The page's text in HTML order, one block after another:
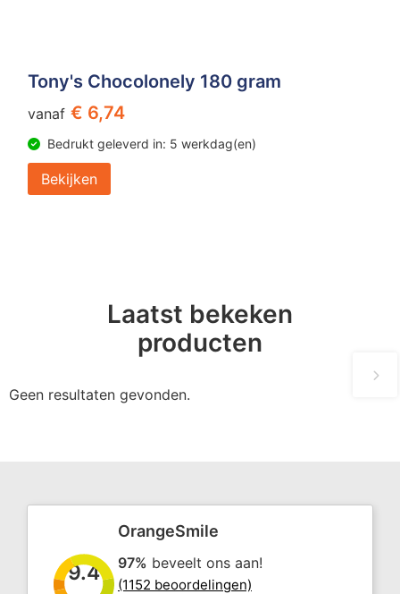
Tony's Chocolonely 180 gram
vanaf € 6,74
Bedrukt geleverd in: 5 werkdag(en)
Bekijken
Laatst bekeken
producten
Geen resultaten gevonden.
9.4
OrangeSmile
97% beveelt ons aan!
(1152 beoordelingen)